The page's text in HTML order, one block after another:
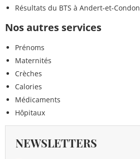
Résultats du BTS à Andert-et-Condon
Nos autres services
Prénoms
Maternités
Crèches
Calories
Médicaments
Hôpitaux
NEWSLETTERS